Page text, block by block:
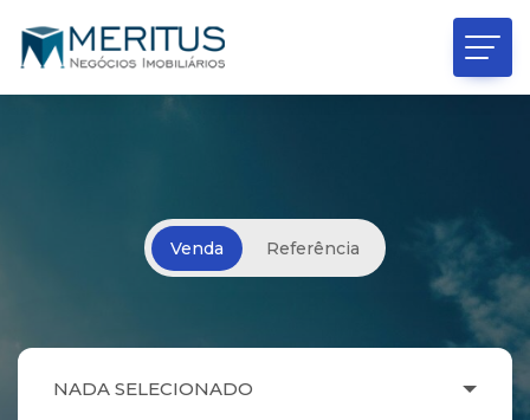
Venda Referência
NADA SELECIONADO